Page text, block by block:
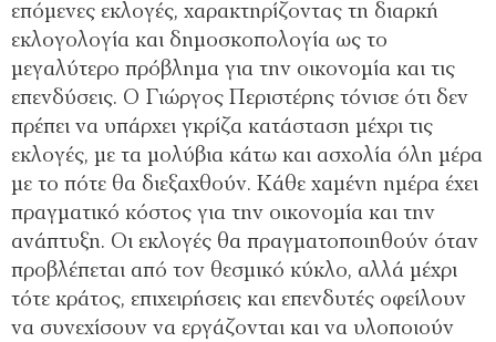
επόμενες εκλογές, χαρακτηρίζοντας τη διαρκή
εκλογολογία και δημοσκοπολογία ως το
μεγαλύτερο πρόβλημα για την οικονομία και τις
επενδύσεις. Ο Γιώργος Περιστέρης τόνισε ότι δεν
πρέπει να υπάρχει γκρίζα κατάσταση μέχρι τις
εκλογές, με τα μολύβια κάτω και ασχολία όλη μέρα
με το πότε θα διεξαχθούν. Κάθε χαμένη ημέρα έχει
πραγματικό κόστος για την οικονομία και την
ανάπτυξη. Οι εκλογές θα πραγματοποιηθούν όταν
προβλέπεται από τον θεσμικό κύκλο, αλλά μέχρι
τότε κράτος, επιχειρήσεις και επενδυτές οφείλουν
να συνεχίσουν να εργάζονται και να υλοποιούν